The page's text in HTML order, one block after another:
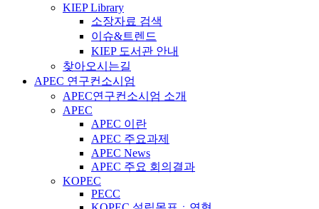
KIEP Library
소장자료 검색
이슈&트렌드
KIEP 도서관 안내
찾아오시는길
APEC 연구컨소시엄
APEC연구컨소시엄 소개
APEC
APEC 이란
APEC 주요과제
APEC News
APEC 주요 회의결과
KOPEC
PECC